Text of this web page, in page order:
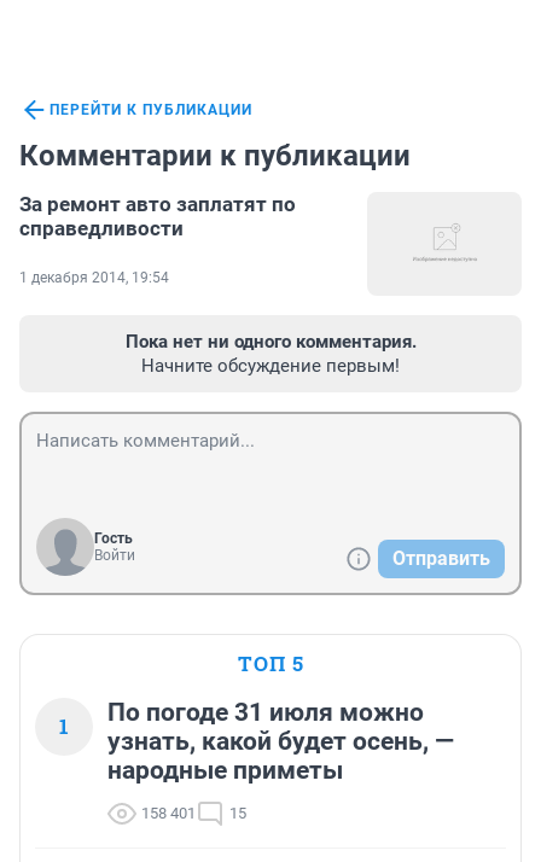
ПЕРЕЙТИ К ПУБЛИКАЦИИ
Комментарии к публикации
За ремонт авто заплатят по
справедливости
1 декабря 2014, 19:54
Пока нет ни одного комментария.
Начните обсуждение первым!
Гость
Войти
Отправить
ТОП 5
1
По погоде 31 июля можно
узнать, какой будет осень, —
народные приметы
158 401 15